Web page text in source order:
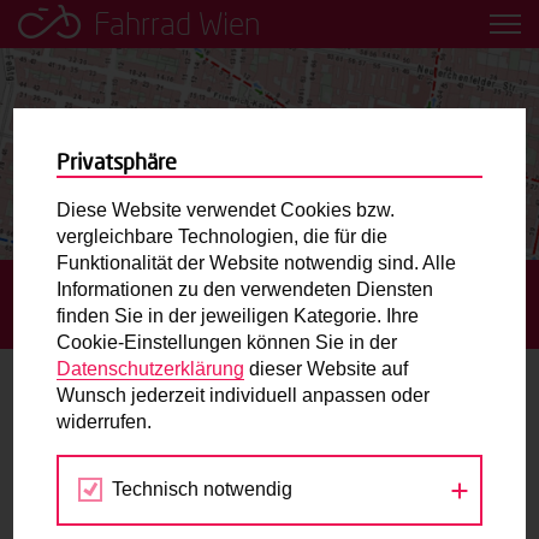
Fahrrad Wien
Leih dir einfach ein Transportfahrrad in deiner Nähe aus!
Mobilitätsbildung für Kinder und
Jugendliche
Radweg-Projektkarte
Routenplaner
Mit dem Fahrrad in Wien unterwegs? Hier finden Sie die
beste Route.
Wunschbox
Sie haben ein Anliegen zum Radverkehr? Schreiben Sie
STARTSEITE AKTUELLES
EINBAHNÖFFNUNGEN
RUND UM DIE THALIASTRASSE
Einbahnöffnungen rund um die
Thaliastraße
25.03.2021
Privatsphäre
Diese Website verwendet Cookies bzw.
vergleichbare Technologien, die für die
Funktionalität der Website notwendig sind. Alle
Informationen zu den verwendeten Diensten
finden Sie in der jeweiligen Kategorie. Ihre
Cookie-Einstellungen können Sie in der
Datenschutzerklärung dieser Website auf
Wunsch jederzeit individuell anpassen oder
widerrufen.
Technisch notwendig